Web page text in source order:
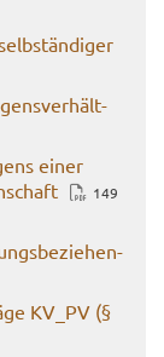
einer
149
KV_PV (§